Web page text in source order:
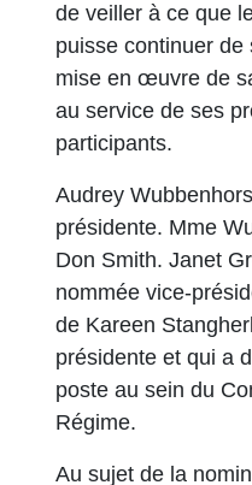
de veiller à ce que
puisse continuer
mise en œuvre de
au service de ses
participants.
Audrey
présidente. Mme
Don Smith. Janet
nommée vice-
de Kareen
présidente et qui a
poste au sein du
Régime.
Au sujet de la